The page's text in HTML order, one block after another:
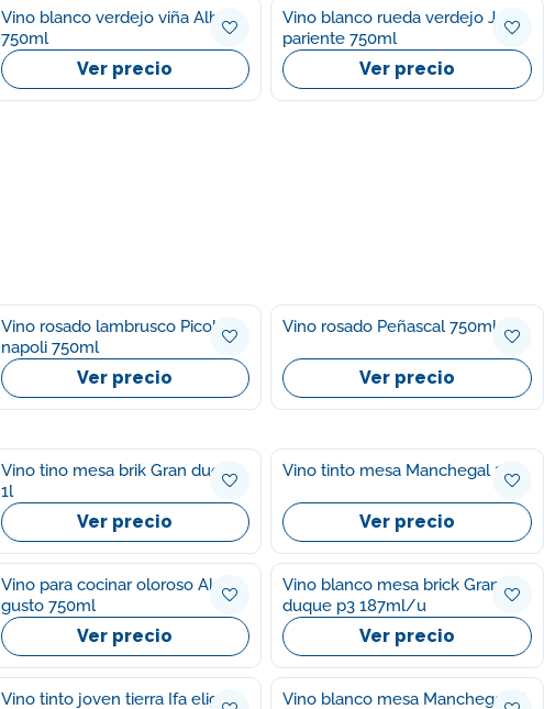
Vino blanco verdejo viña Albali
750ml
Ver precio
Vino blanco rueda verdejo Jose
pariente 750ml
Ver precio
Vino rosado lambrusco Picolo
napoli 750ml
Ver precio
Vino rosado Peñascal 750ml
Ver precio
Vino tino mesa brik Gran duque
1l
Ver precio
Vino tinto mesa Manchegal 2l
Ver precio
Vino para cocinar oloroso Al
gusto 750ml
Ver precio
Vino blanco mesa brick Gran
duque p3 187ml/u
Ver precio
Vino tinto joven tierra Ifa eliges Vino blanco mesa Manchegal 2l